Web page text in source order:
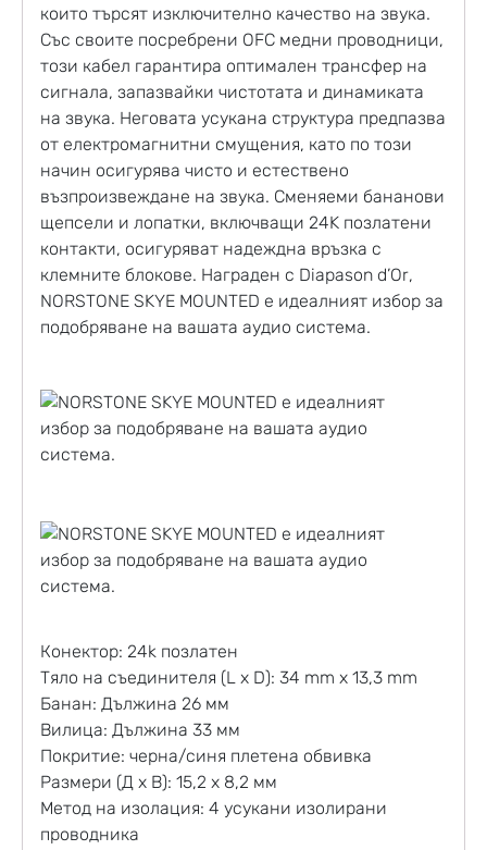
които търсят изключително качество на звука.
Със своите посребрени OFC медни проводници,
този кабел гарантира оптимален трансфер на
сигнала, запазвайки чистотата и динамиката
на звука. Неговата усукана структура предпазва
от електромагнитни смущения, като по този
начин осигурява чисто и естествено
възпроизвеждане на звука. Сменяеми бананови
щепсели и лопатки, включващи 24K позлатени
контакти, осигуряват надеждна връзка с
клемните блокове. Награден с Diapason d’Or,
NORSTONE SKYE MOUNTED е идеалният избор за
подобряване на вашата аудио система.
Конектор: 24k позлатен
Тяло на съединителя (L x D): 34 mm x 13,3 mm
Банан: Дължина 26 мм
Вилица: Дължина 33 мм
Покритие: черна/синя плетена обвивка
Размери (Д х В): 15,2 х 8,2 мм
Метод на изолация: 4 усукани изолирани
проводника